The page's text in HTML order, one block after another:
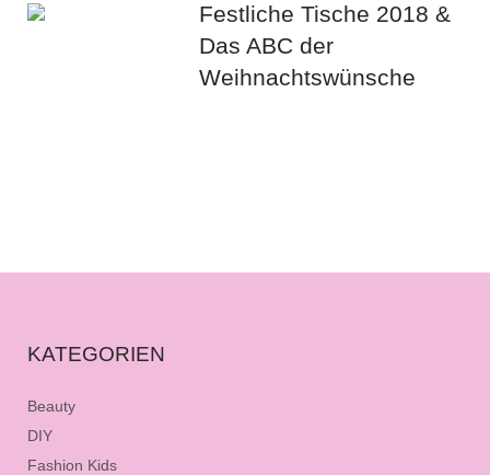
Festliche Tische 2018 &
Das ABC der
Weihnachtswünsche
KATEGORIEN
Beauty
DIY
Fashion Kids